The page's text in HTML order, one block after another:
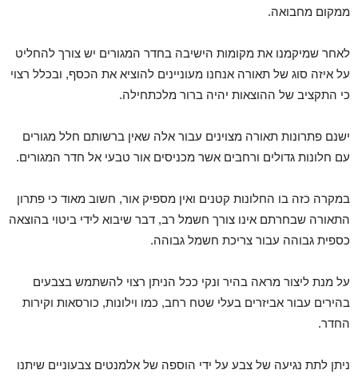
ממקום מחבואה.
לאחר שמיקמנו את מקומות הישיבה בחדר המגורים יש צורך להחליט
על איזה סוג של תאורה אנחנו מעוניינים להוציא את הכסף, ובכלל רצוי
כי התקציב של ההוצאות יהיה ברור מלכתחילה.
ישנם פתרונות תאורה מצוינים עבור אלה שאין ברשותם חלל מגורים
עם חלונות גדולים ורחבים אשר מכניסים אור טבעי אל חדר המגורים.
במקרה כזה בו החלונות קטנים ואין מספיק אור, חשוב מאוד כי פתרון
התאורה שבחרתם אינו צורך חשמל רב, דבר שיבוא לידי ביטוי בהוצאה
כספית גבוהה עבור צריכת חשמל גבוהה.
על מנת ליצור מראה בהיר ונקי ככל הניתן רצוי להשתמש בצבעים
בהירים עבור אביזרים בעלי שטח רחב, כמו וילונות, כורסאות וקירות
החדר.
ניתן לתת נגיעה של צבע על ידי הוספה של אלמנטים צבעוניים שיתנו